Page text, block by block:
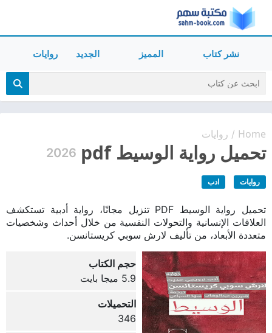
نشر كتاب المميز الجديد روايات
Home
/ روايات
تحميل رواية الوسيط pdf 2026
روايات ادب
تحميل رواية الوسيط PDF تنزيل مجانًا، رواية أدبية تستكشف
العلاقات الإنسانية والتحولات النفسية من خلال أحداث وشخصيات
متعددة الأبعاد، من تأليف لارش سوبي كريستانسن.
حجم الكتاب
5.9 ميجا بايت
التحميلات
346